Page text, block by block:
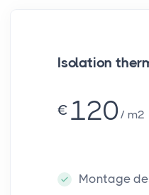
Isolation
€ 120 m²
Montage